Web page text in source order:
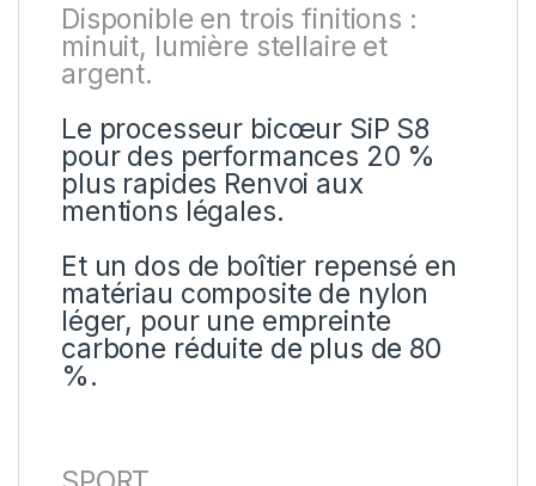
Disponible en trois finitions :
minuit, lumière stellaire et
argent.
Le processeur bicœur SiP S8
pour des performances 20 %
plus rapides Renvoi aux
mentions légales.
Et un dos de boîtier repensé en
matériau composite de nylon
léger, pour une empreinte
carbone réduite de plus de 80
%.